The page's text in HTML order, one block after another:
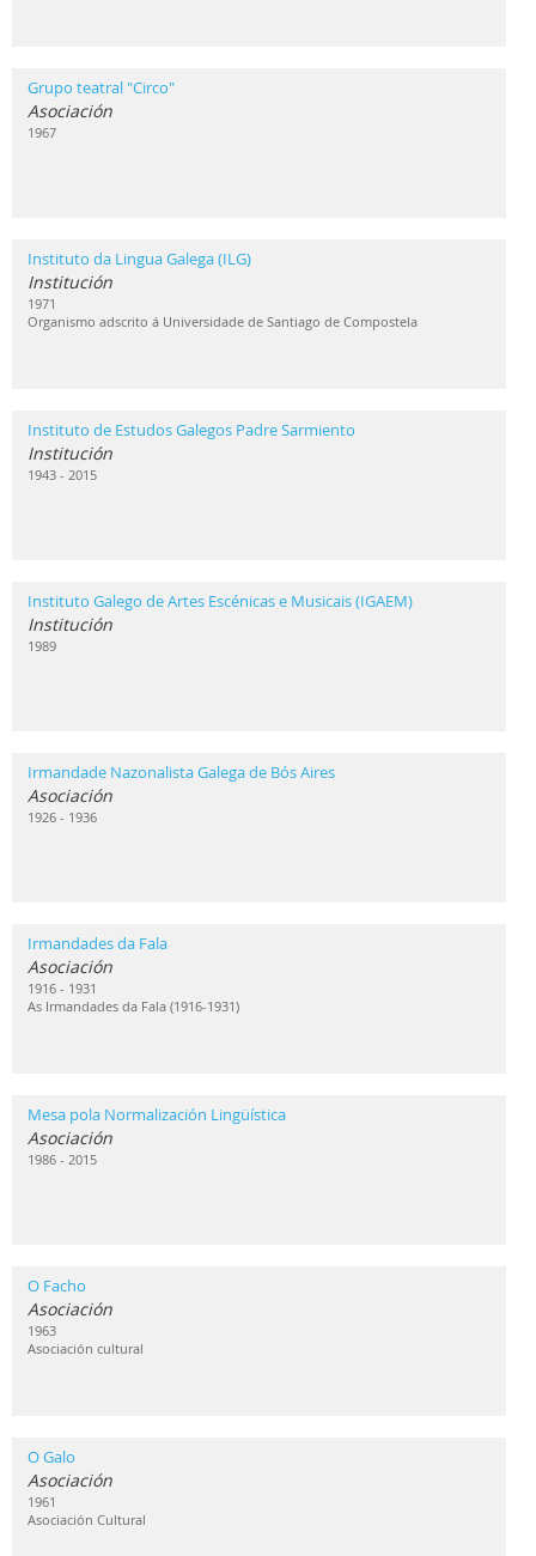
Grupo teatral "Circo"
Asociación
1967
Instituto da Lingua Galega (ILG)
Institución
1971
Organismo adscrito á Universidade de Santiago de Compostela
Instituto de Estudos Galegos Padre Sarmiento
Institución
1943 - 2015
Instituto Galego de Artes Escénicas e Musicais (IGAEM)
Institución
1989
Irmandade Nazonalista Galega de Bós Aires
Asociación
1926 - 1936
Irmandades da Fala
Asociación
1916 - 1931
As Irmandades da Fala (1916-1931)
Mesa pola Normalización Lingüística
Asociación
1986 - 2015
O Facho
Asociación
1963
Asociación cultural
O Galo
Asociación
1961
Asociación Cultural